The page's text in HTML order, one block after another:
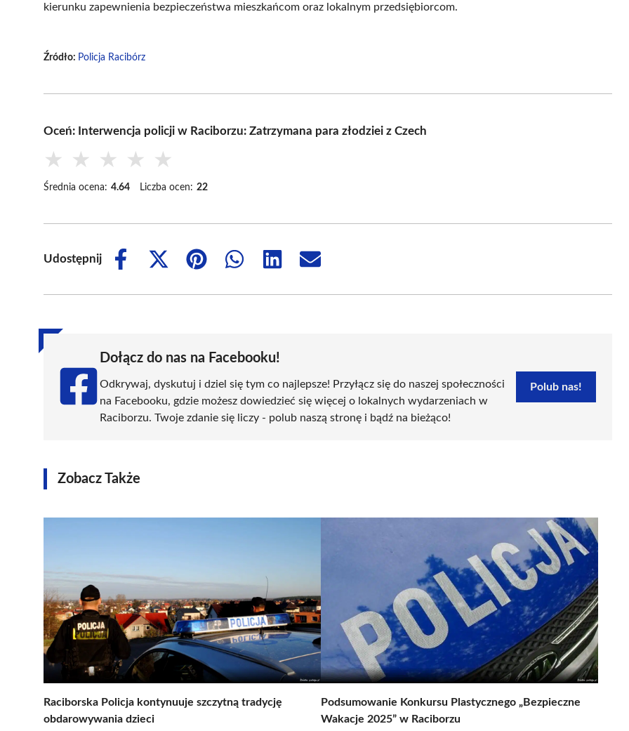
kierunku zapewnienia bezpieczeństwa mieszkańcom oraz lokalnym przedsiębiorcom.
Źródło: Policja Racibórz
Oceń: Interwencja policji w Raciborzu: Zatrzymana para złodziei z Czech
★ ★ ★ ★ ★
Średnia ocena: 4.64 Liczba ocen: 22
Udostępnij
Share
Share
(Twitter)
Share
Share
Share
Share
Dołącz do nas na Facebooku!
Odkrywaj, dyskutuj i dziel się tym co najlepsze! Przyłącz się do naszej społeczności
na Facebooku, gdzie możesz dowiedzieć się więcej o lokalnych wydarzeniach w
Raciborzu. Twoje zdanie się liczy - polub naszą stronę i bądź na bieżąco!
Polub nas!
Zobacz Także
Raciborska Policja kontynuuje szczytną tradycję
obdarowywania dzieci
Podsumowanie Konkursu Plastycznego „Bezpieczne
Wakacje 2025” w Raciborzu